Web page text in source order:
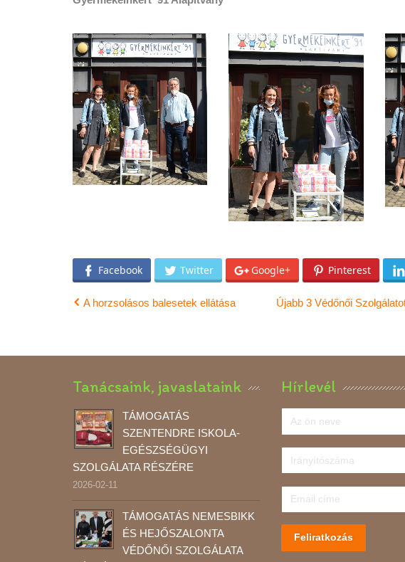
Facebook Twitter Google+ Pinterest
A horzsolásos balesetek ellátása Újabb 3 Védőnői
Tanácsaink, javaslataink
TÁMOGATÁS
SZENTENDRE ISKOLA-
EGÉSZSÉGÜGYI
SZOLGÁLATA RÉSZÉRE
2026-02-11
TÁMOGATÁS NEMESBIKK
ÉS HEJŐSZALONTA
VÉDŐNŐI SZOLGÁLATA
Hírlevél
Feliratkozás